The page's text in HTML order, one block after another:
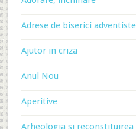
Adrese de biserici adventiste
Ajutor in criza
Anul Nou
Aperitive
Arheologia si